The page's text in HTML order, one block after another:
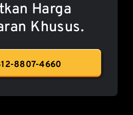
Harga
Khusus.
8807-4660